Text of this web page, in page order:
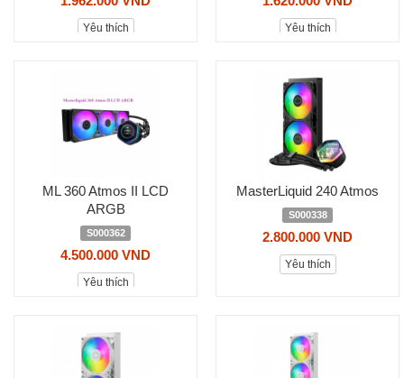
Yêu thích Yêu thích
ML 360 Atmos II LCD
ARGB
S000362
4.500.000 VND
Yêu thích
MasterLiquid 240 Atmos
S000338
2.800.000 VND
Yêu thích